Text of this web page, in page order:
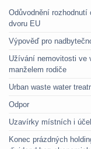
Odůvodnění rozhodnutí
dvoru EU
Výpověď pro
Užívání nemovitosti ve
manželem rodiče
Urban waste water
Odpor
Uzavírky místních i
Konec prázdných